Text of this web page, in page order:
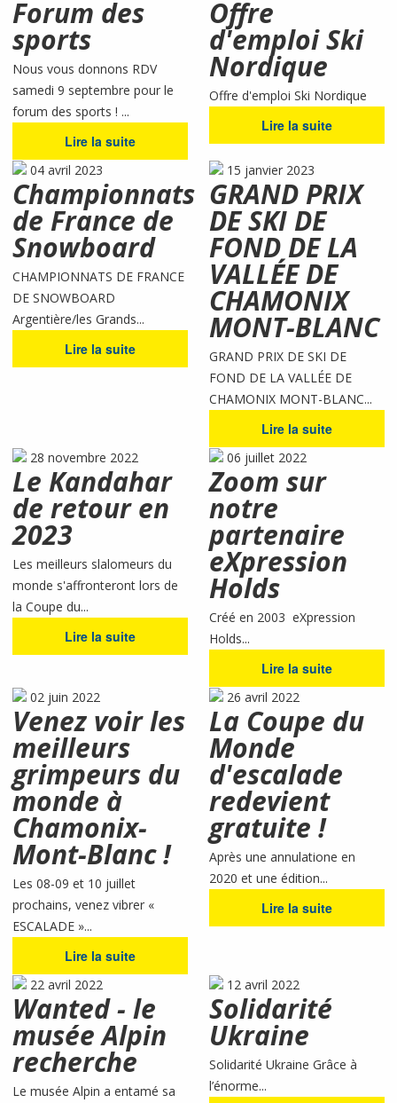
Forum des
sports
Nous vous donnons RDV
samedi 9 septembre pour le
forum des sports ! ...
Lire la suite
Offre
d'emploi Ski
Nordique
Offre d'emploi Ski Nordique
Lire la suite
04 avril 2023
Championnats
de France de
Snowboard
CHAMPIONNATS DE FRANCE
DE SNOWBOARD
Argentière/les Grands...
Lire la suite
15 janvier 2023
GRAND PRIX
DE SKI DE
FOND DE LA
VALLÉE DE
CHAMONIX
MONT-BLANC
GRAND PRIX DE SKI DE
FOND DE LA VALLÉE DE
CHAMONIX MONT-BLANC...
Lire la suite
28 novembre 2022
Le Kandahar
de retour en
2023
Les meilleurs slalomeurs du
monde s'affronteront lors de
la Coupe du...
Lire la suite
06 juillet 2022
Zoom sur
notre
partenaire
eXpression
Holds
Créé en 2003 eXpression
Holds...
Lire la suite
02 juin 2022
Venez voir les
meilleurs
grimpeurs du
monde à
Chamonix-
Mont-Blanc !
Les 08-09 et 10 juillet
prochains, venez vibrer «
ESCALADE »...
Lire la suite
26 avril 2022
La Coupe du
Monde
d'escalade
redevient
gratuite !
Après une annulatione en
2020 et une édition...
Lire la suite
22 avril 2022
Wanted - le
musée Alpin
recherche
Le musée Alpin a entamé sa
12 avril 2022
Solidarité
Ukraine
Solidarité Ukraine Grâce à
l’énorme...